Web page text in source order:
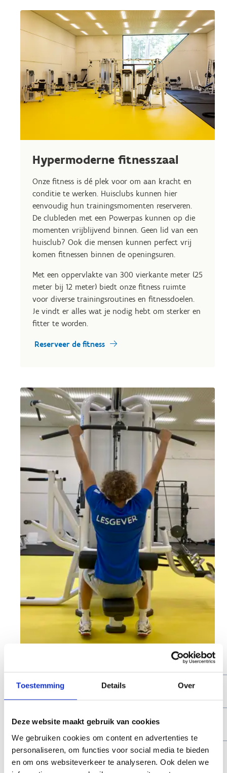
Toestemming Details Over
Deze website maakt gebruik van cookies
We gebruiken cookies om content en advertenties te
personaliseren, om functies voor social media te bieden
en om ons websiteverkeer te analyseren. Ook delen we
Hypermoderne fitnesszaal
Onze fitness is dé plek voor om aan kracht en
conditie te werken. Huisclubs kunnen hier
eenvoudig hun trainingsmomenten reserveren.
De clubleden met een Powerpas kunnen op die
momenten vrijblijvend binnen. Geen lid van een
huisclub? Ook die mensen kunnen perfect vrij
komen fitnessen binnen de openingsuren.
Met een oppervlakte van 300 vierkante meter (25
meter bij 12 meter) biedt onze fitness ruimte
voor diverse trainingsroutines en fitnessdoelen.
Je vindt er alles wat je nodig hebt om sterker en
fitter te worden.
Reserveer de fitness
Maandag
08.00 - 18.30
21.15 - 22.30 uur
Dinsdag
08.00 - 18.30
Woensdag
08.00 - 18.30
uur
21.00 - 22.30 uur